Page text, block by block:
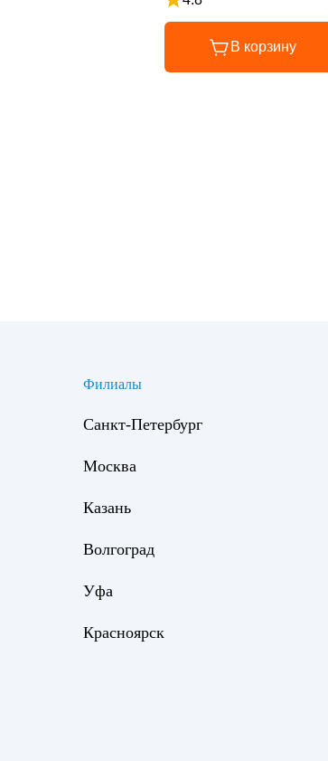
Рейтинг 4.8 из 5
В корзину
Филиалы
Санкт-Петербург
Москва
Казань
Волгоград
Уфа
Красноярск